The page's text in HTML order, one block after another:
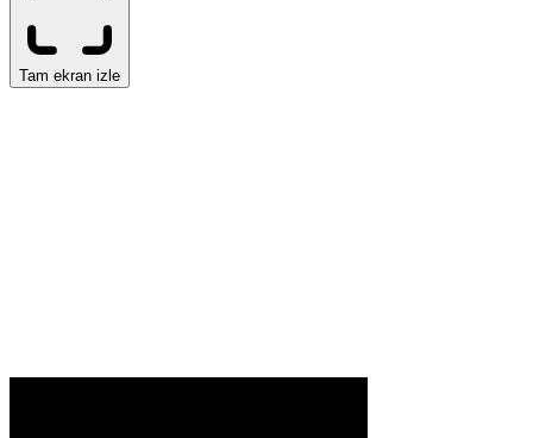
Tam ekran izle